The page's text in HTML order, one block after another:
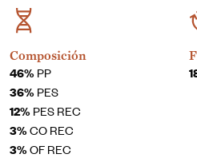
Composición
46%PP
36%PES
12%PES REC
3%CO REC
3%OF REC